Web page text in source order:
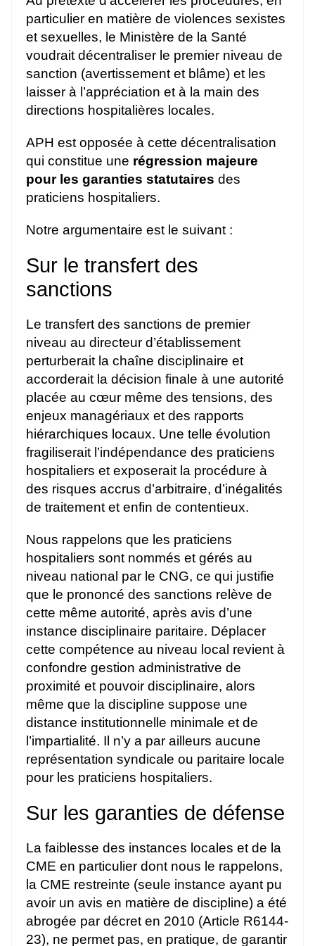
particulier en matière de violences sexistes
et sexuelles, le Ministère de la Santé
voudrait décentraliser le premier niveau de
sanction (avertissement et blâme) et les
laisser à l’appréciation et à la main des
directions hospitalières locales.
APH est opposée à cette décentralisation
qui constitue une régression majeure
pour les garanties statutaires des
praticiens hospitaliers.
Notre argumentaire est le suivant :
Sur le transfert des
sanctions
Le transfert des sanctions de premier
niveau au directeur d’établissement
perturberait la chaîne disciplinaire et
accorderait la décision finale à une autorité
placée au cœur même des tensions, des
enjeux managériaux et des rapports
hiérarchiques locaux. Une telle évolution
fragiliserait l’indépendance des praticiens
hospitaliers et exposerait la procédure à
des risques accrus d’arbitraire, d’inégalités
de traitement et enfin de contentieux.
Nous rappelons que les praticiens
hospitaliers sont nommés et gérés au
niveau national par le CNG, ce qui justifie
que le prononcé des sanctions relève de
cette même autorité, après avis d’une
instance disciplinaire paritaire. Déplacer
cette compétence au niveau local revient à
confondre gestion administrative de
proximité et pouvoir disciplinaire, alors
même que la discipline suppose une
distance institutionnelle minimale et de
l’impartialité. Il n’y a par ailleurs aucune
représentation syndicale ou paritaire locale
pour les praticiens hospitaliers.
Sur les garanties de défense
La faiblesse des instances locales et de la
CME en particulier dont nous le rappelons,
la CME restreinte (seule instance ayant pu
avoir un avis en matière de discipline) a été
abrogée par décret en 2010 (Article R6144-
23), ne permet pas, en pratique, de garantir